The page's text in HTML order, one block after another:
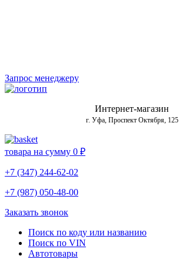
Запрос менеджеру
Интернет-магазин
г. Уфа, Проспект Октября, 125
товара на сумму 0 ₽
+7 (347) 244-62-02
+7 (987) 050-48-00
Заказать звонок
Поиск по коду или названию
Поиск по VIN
Автотовары